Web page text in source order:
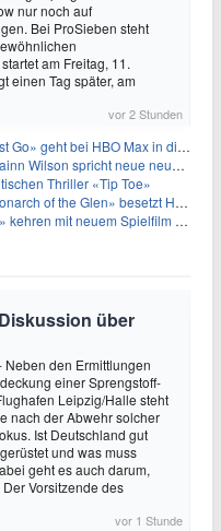
nur noch auf
Bei ProSieben steht
am Freitag, 11.
einen Tag später, am
vor 2 Stunden
geht bei HBO Max in die dritte Runde
neue neuseeländische Serie «Settling»
Thriller «Tip Toe»
of the Glen» besetzt Hauptrollen
mit neuem Spielfilm zurück
über
Neben den Ermittlungen
einer Sprengstoff-
Leipzig/Halle steht
nach der Abwehr solcher
Ist Deutschland gut
und was muss
geht es auch darum,
Vorsitzende des
vor 1 Stunde